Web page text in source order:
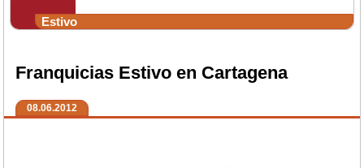
Estivo
Franquicias Estivo en Cartagena
08.06.2012